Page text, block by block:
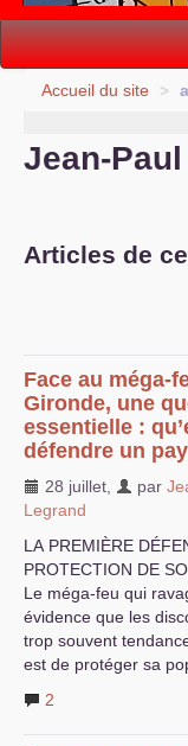
Vie politique
Accueil du site >
Jean-
Articles de
Face au méga-
Gironde, une
essentielle :
défendre un
28 juillet par
Legrand
LA PREMIÈRE DÉ
PROTECTION DE
Le méga-feu qui
évidence que les
trop souvent
est de protéger sa
2